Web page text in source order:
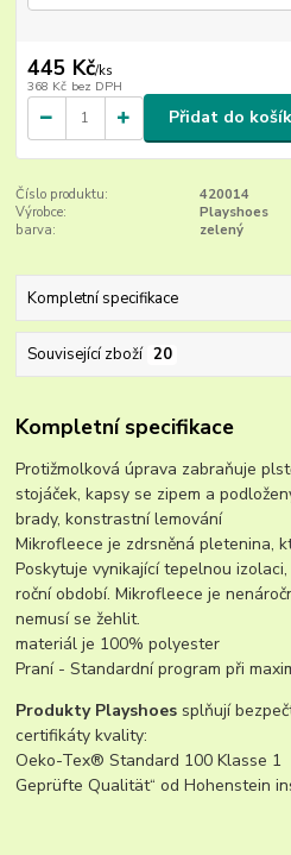
445 Kč/ks
368 Kč bez DPH
Přidat do
Číslo produktu:
420014
Výrobce:
Playshoes
barva:
zelený
Kompletní specifikace
Související zboží 20
Kompletní specifikace
Protižmolková úprava zabraňuje
stojáček, kapsy se zipem a
brady, konstrastní lemování
Mikrofleece je zdrsněná pletenina,
Poskytuje vynikající tepelnou
roční období. Mikrofleece je
nemusí se žehlit.
materiál je 100% polyester
Praní - Standardní program při
Produkty Playshoes splňují
certifikáty kvality:
Oeko-Tex® Standard 100 Klasse 1
Geprüfte Qualität“ od Hohenstein